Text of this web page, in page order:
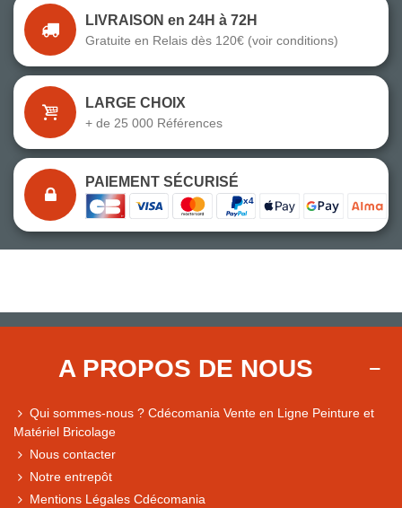
LIVRAISON en 24H à 72H
Gratuite en Relais dès 120€ (voir conditions)
LARGE CHOIX
+ de 25 000 Références
PAIEMENT SÉCURISÉ
A PROPOS DE NOUS
Qui sommes-nous ? Cdécomania Vente en Ligne Peinture et
Matériel Bricolage
Nous contacter
Notre entrepôt
Mentions Légales Cdécomania